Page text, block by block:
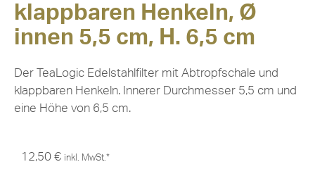
klappbaren Henkeln, Ø
innen 5,5 cm, H. 6,5 cm
Der TeaLogic Edelstahlfilter mit Abtropfschale und
klappbaren Henkeln. Innerer Durchmesser 5,5 cm und
eine Höhe von 6,5 cm.
12,50 € inkl. MwSt.*